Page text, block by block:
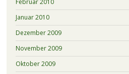
Januar 2010
Dezember 2009
November 2009
Oktober 2009